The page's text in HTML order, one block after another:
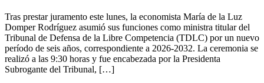
Tras prestar juramento este lunes, la economista María de la Luz
Domper Rodríguez asumió sus funciones como ministra titular del
Tribunal de Defensa de la Libre Competencia (TDLC) por un nuevo
período de seis años, correspondiente a 2026-2032. La ceremonia se
realizó a las 9:30 horas y fue encabezada por la Presidenta
Subrogante del Tribunal, […]